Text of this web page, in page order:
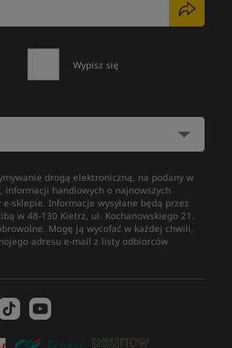
Wypisz się
drogą elektroniczną, na podany w
informacji handlowych o najnowszych
sklepie. Informacje wysyłane będą przez
w 48-130 Kietrz, ul. Kochanowskiego 21.
Mogę ją wycofać w każdej chwili,
adresu e-mail z listy odbiorców